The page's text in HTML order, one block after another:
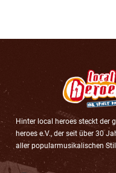
Hinter local heroes steckt der
heroes e.V., der seit über 30
aller popularmusikalischen